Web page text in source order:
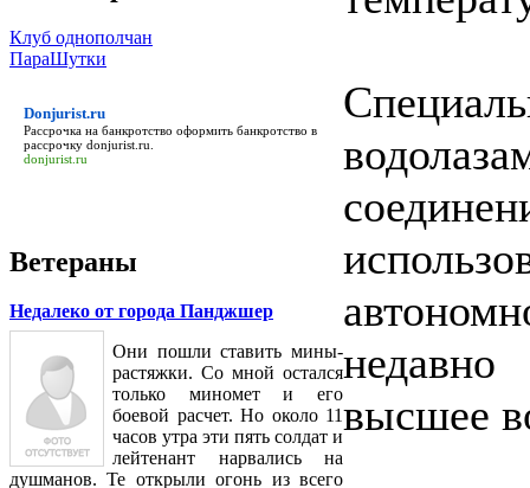
Клуб однополчан
ПараШутки
Donjurist.ru
Рассрочка на банкротство оформить банкротство в
рассрочку donjurist.ru
donjurist.ru
Ветераны
Недалеко от города Панджшер
Они пошли ставить мины-
растяжки. Со мной остался
только миномет и его
боевой расчет. Но около 11
часов утра эти пять солдат и
лейтенант нарвались на
душманов. Те открыли огонь из всего
высшее